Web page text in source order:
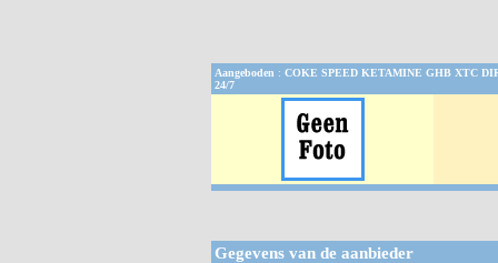
Aangeboden : COKE SPEED KETAMINE GHB XTC
24/7
Gegevens van de aanbieder